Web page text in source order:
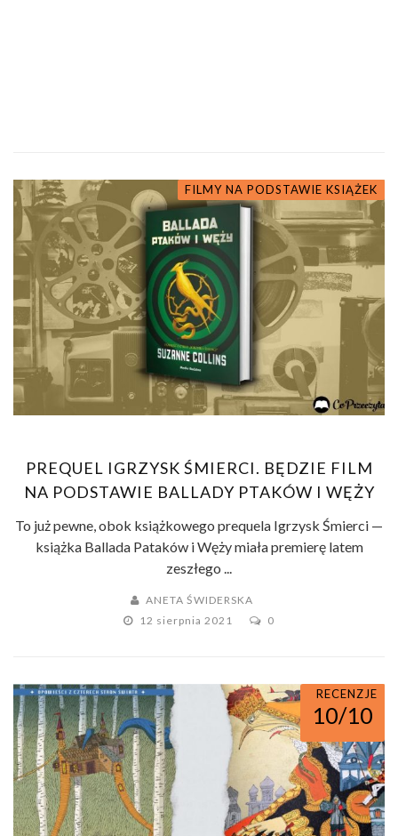
FILMY NA PODSTAWIE KSIĄŻEK
PREQUEL IGRZYSK ŚMIERCI. BĘDZIE FILM
NA PODSTAWIE BALLADY PTAKÓW I WĘŻY
To już pewne, obok książkowego prequela Igrzysk Śmierci —
książka Ballada Pataków i Węży miała premierę latem
zeszłego ...
ANETA ŚWIDERSKA
12 sierpnia 2021
0
RECENZJE
10/10